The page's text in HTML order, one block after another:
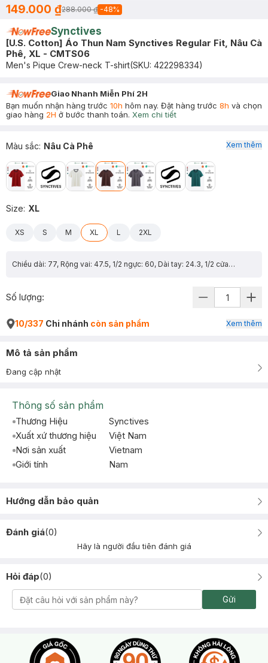
149.000 ₫288.000 ₫ -48%
Synctives
[U.S. Cotton] Áo Thun Nam Synctives Regular Fit, Nâu Cà
Phê, XL - CMTS06
Men's Pique Crew-neck T-shirt(SKU: 422298334)
Giao Nhanh Miễn Phí 2H
Bạn muốn nhận hàng trước 10h hôm nay. Đặt hàng trước 8h và chọn
giao hàng 2H ở bước thanh toán. Xem chi tiết
Màu sắc: Nâu Cà Phê
Size: XL
XS S M XL L 2XL
Chiều dài: 77, Rộng vai: 47.5, 1/2 ngực: 60, Dài tay: 24.3, 1/2 cửa tay: 18.4
Xem thêm
Số lượng:
10/337 Chi nhánh còn sản phẩm Xem thêm
Mô tả sản phẩm
Đang cập nhật
Thông số sản phẩm
Thương Hiệu
Synctives
Xuất xứ thương hiệu
Việt Nam
Nơi sản xuất
Vietnam
Giới tính
Nam
Hướng dẫn bảo quản
Đánh giá(0)
Hãy là người đầu tiên đánh giá
Hỏi đáp(0)
Gửi